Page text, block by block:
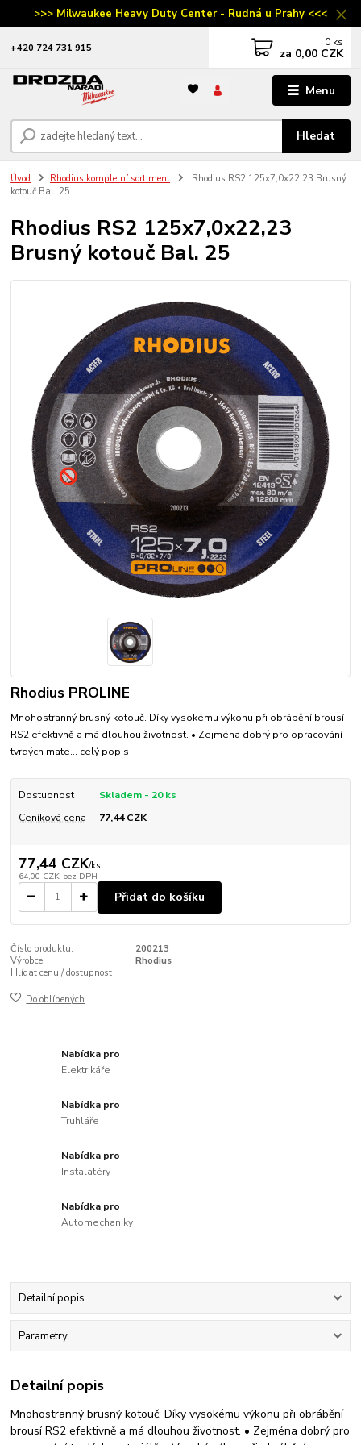
>>> Milwaukee Heavy Duty Center - Rudná u Prahy <<<
Menu
Hledat
‭+420 724 731 915 0 ks
za 0,00 CZK
Úvod Rhodius kompletní sortiment
Rhodius RS2 125x7,0x22,23 Brusný
kotouč Bal. 25
Rhodius RS2 125x7,0x22,23
Brusný kotouč Bal. 25
Rhodius PROLINE
Mnohostranný brusný kotouč. Díky vysokému výkonu při obrábění brousí
RS2 efektivně a má dlouhou životnost. • Zejména dobrý pro opracování
tvrdých mate... celý popis
Dostupnost
Skladem - 20 ks
Ceníková cena
77,44 CZK
77,44 CZK/ks
64,00 CZK bez DPH
Přidat do košíku
Číslo produktu:
200213
Výrobce:
Rhodius
Hlídat cenu / dostupnost
Do oblíbených
Nabídka pro
Elektrikáře
Nabídka pro
Truhláře
Nabídka pro
Instalatéry
Nabídka pro
Automechaniky
Detailní popis
Parametry
Detailní popis
Mnohostranný brusný kotouč. Díky vysokému výkonu při obrábění
brousí RS2 efektivně a má dlouhou životnost. • Zejména dobrý pro